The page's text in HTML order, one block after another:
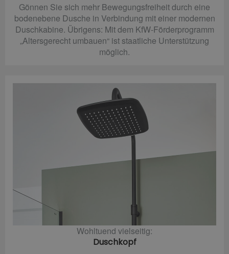
Gönnen Sie sich mehr Bewegungsfreiheit durch eine
bodenebene Dusche in Verbindung mit einer modernen
Duschkabine. Übrigens: Mit dem KfW-Förderprogramm
„Altersgerecht umbauen“ ist staatliche Unterstützung
möglich.
Wohltuend vielseitig:
Duschkopf